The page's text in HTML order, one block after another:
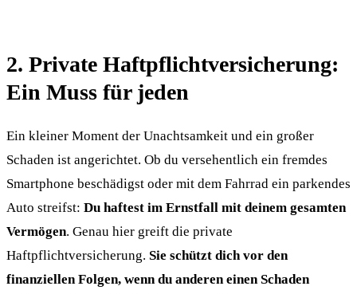
2. Private Haftpflichtversicherung:
Ein Muss für jeden
Ein kleiner Moment der Unachtsamkeit und ein großer
Schaden ist angerichtet. Ob du versehentlich ein fremdes
Smartphone beschädigst oder mit dem Fahrrad ein parkendes
Auto streifst: Du haftest im Ernstfall mit deinem gesamten
Vermögen. Genau hier greift die private
Haftpflichtversicherung. Sie schützt dich vor den
finanziellen Folgen, wenn du anderen einen Schaden